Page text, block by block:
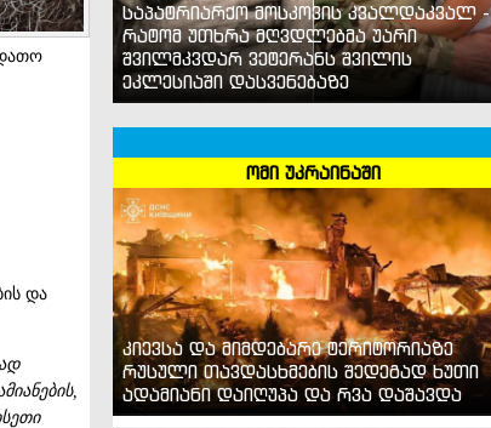
და
,
საპატრიარქო მოსკოვის კვალდაკვალ -
რატომ უთხრა მღვდლებმა უარი
შვილმკვდარ ვეტერანს შვილის
ეკლესიაში დასვენებაზე
ომი უკრაინაში
კიევსა და მიმდებარე ტერიტორიაზე
რუსული თავდასხმების შედეგად ხუთი
ადამიანი დაიღუპა და რვა დაშავდა